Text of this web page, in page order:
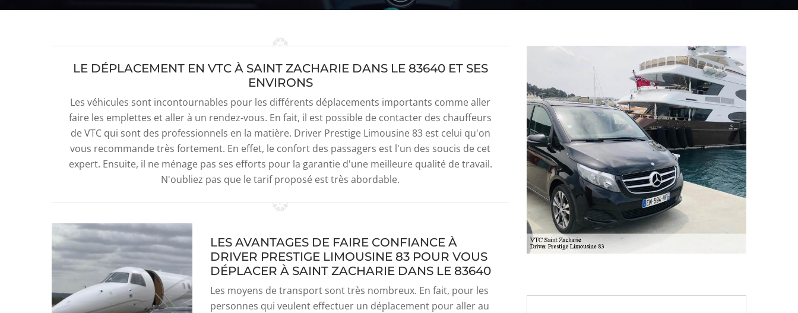
LE DÉPLACEMENT EN VTC À SAINT ZACHARIE DANS LE 83640 ET SES
ENVIRONS
Les véhicules sont incontournables pour les différents déplacements importants comme aller
faire les emplettes et aller à un rendez-vous. En fait, il est possible de contacter des chauffeurs
de VTC qui sont des professionnels en la matière. Driver Prestige Limousine 83 est celui qu'on
vous recommande très fortement. En effet, le confort des passagers est l'un des soucis de cet
expert. Ensuite, il ne ménage pas ses efforts pour la garantie d'une meilleure qualité de travail.
N'oubliez pas que le tarif proposé est très abordable.
LES AVANTAGES DE FAIRE CONFIANCE À
DRIVER PRESTIGE LIMOUSINE 83 POUR VOUS
DÉPLACER À SAINT ZACHARIE DANS LE 83640
Les moyens de transport sont très nombreux. En fait, pour les
personnes qui veulent effectuer un déplacement pour aller au